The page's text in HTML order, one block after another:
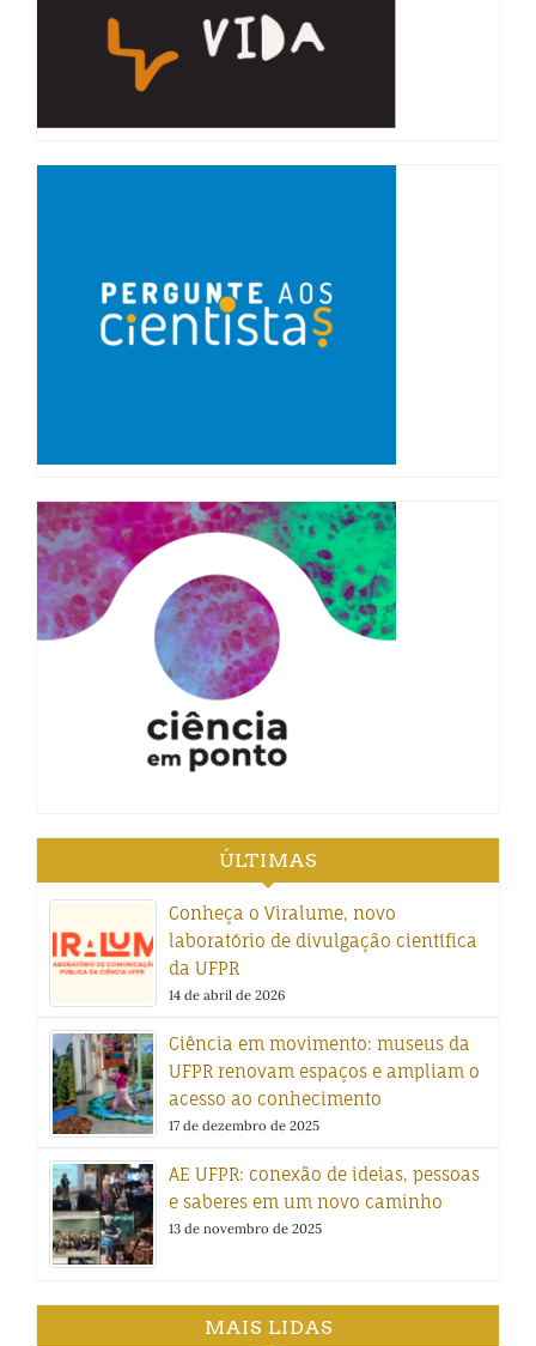
ÚLTIMAS
Conheça o Viralume, novo
laboratório de divulgação científica
da UFPR
14 de abril de 2026
Ciência em movimento: museus da
UFPR renovam espaços e ampliam o
acesso ao conhecimento
17 de dezembro de 2025
AE UFPR: conexão de ideias, pessoas
e saberes em um novo caminho
13 de novembro de 2025
MAIS LIDAS